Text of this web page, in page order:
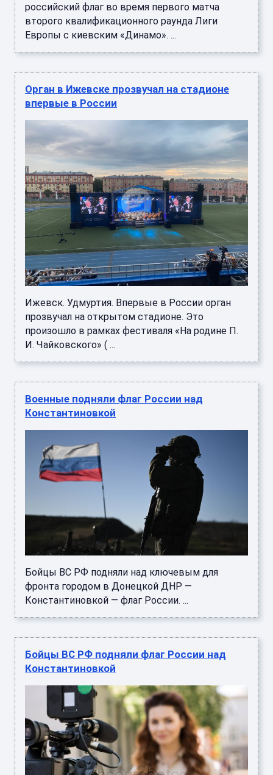
российский флаг во время первого матча
второго квалификационного раунда Лиги
Европы с киевским «Динамо». ...
Орган в Ижевске прозвучал на стадионе
впервые в России
Ижевск. Удмуртия. Впервые в России орган
прозвучал на открытом стадионе. Это
произошло в рамках фестиваля «На родине П.
И. Чайковского» ( ...
Военные подняли флаг России над
Константиновкой
Бойцы ВС РФ подняли над ключевым для
фронта городом в Донецкой ДНР —
Константиновкой — флаг России. ...
Бойцы ВС РФ подняли флаг России над
Константиновкой